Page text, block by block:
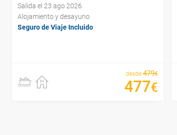
Salida el 23 ago 2026
Alojamiento y desayuno
Seguro de Viaje Incluido
desde 479€
477€